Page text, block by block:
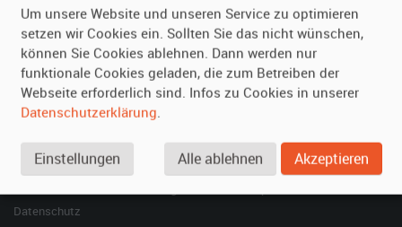
Fragen für Vermieter
Inserat verwalten
Kontakt
SPECIAL
Berühmte Filmautos –
Datenschutz
Um unsere Website und unseren Service zu optimieren
setzen wir Cookies ein. Sollten Sie das nicht wünschen,
können Sie Cookies ablehnen. Dann werden nur
funktionale Cookies geladen, die zum Betreiben der
Webseite erforderlich sind. Infos zu Cookies in unserer
Datenschutzerklärung.
Einstellungen Alle ablehnen Akzeptieren